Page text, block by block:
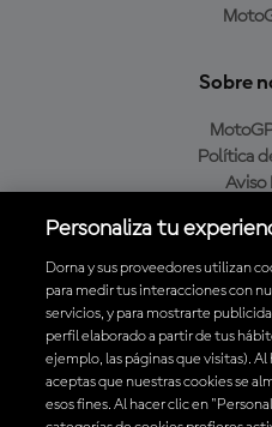
Sobre
Política
Aviso
Política
Descarga la
Personaliza tu
Dorna y sus proveedores utilizan
para medir tus interacciones con
servicios, y para mostrarte
perfil elaborado a partir de tus
ejemplo, las páginas que visitas).
aceptas que nuestras cookies se
esos fines. Al hacer clic en